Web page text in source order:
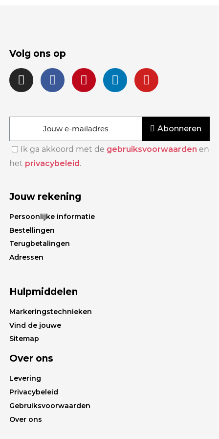
Volg ons op
Abonneren
Ik ga akkoord met de gebruiksvoorwaarden en
het privacybeleid.
Jouw rekening
Persoonlijke informatie
Bestellingen
Terugbetalingen
Adressen
Hulpmiddelen
Markeringstechnieken
Vind de jouwe
Sitemap
Over ons
Levering
Privacybeleid
Gebruiksvoorwaarden
Over ons